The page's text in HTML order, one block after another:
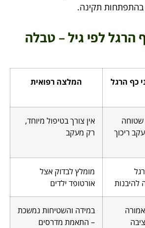
תקינה.
לפי גיל – טבלה
כף הרגל המלצה רפואית
ריכוך
אין צורך בטיפול מיוחד,
רק מעקב
מומלץ לבדוק אצל
אורטופד ילדים
במידה והשטיחות נמשכת
– התאמת מדרסים